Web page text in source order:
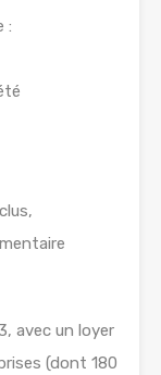
:
avec un loyer
(dont 180